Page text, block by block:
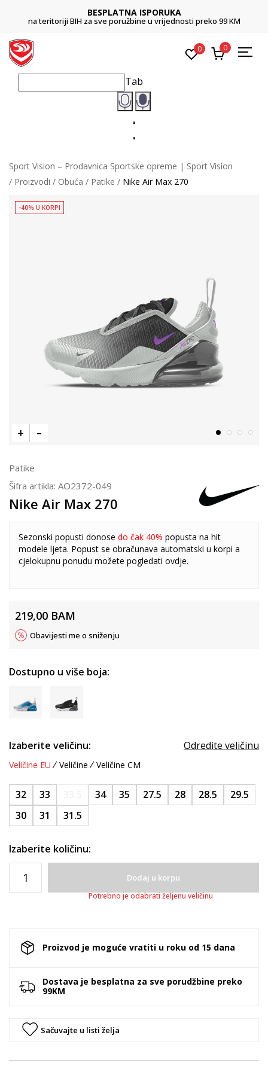
BESPLATNA ISPORUKA
na teritoriji BIH za sve poružbine u vrijednosti preko 99 KM
0 0
Tab
Sport Vision – Prodavnica Sportske opreme | Sport Vision
Proizvodi
Obuća Patike Nike Air Max 270
-40% U KORPI
Patike
Šifra artikla: AO2372-049
Nike Air Max 270
Sezonski popusti donose do čak 40% popusta na hit
modele ljeta. Popust se obračunava automatski u korpi a
cjelokupnu ponudu možete pogledati ovdje.
219,00 BAM
Obavijesti me o sniženju
Dostupno u više boja:
Izaberite veličinu: Odredite veličinu
Veličine EU Veličine Veličine CM
32 33 34 35 27.5 28 28.5
29.5
30
31 31.5
Izaberite količinu:
Dodaj u korpu
Potrebno je odabrati željenu veličinu
Proizvod je moguće vratiti u roku od 15 dana
Dostava je besplatna za sve porudžbine preko
99KM
Sačuvajte u listi želja